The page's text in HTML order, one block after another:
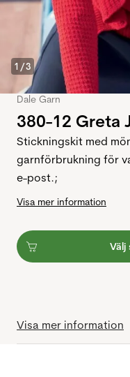
1 /3
Dale Garn
380-12 Greta
Stickningskit med
garnförbrukning för
e-post.;
Visa mer information
Välj
Visa mer information